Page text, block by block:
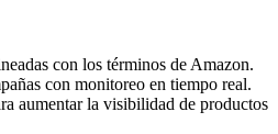
con los términos de Amazon.
con monitoreo en tiempo real.
aumentar la visibilidad de productos